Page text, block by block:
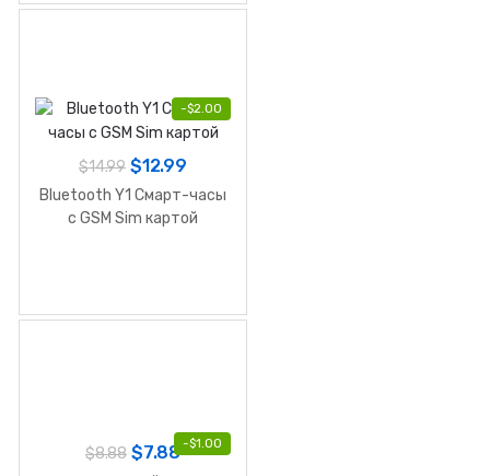
-$2.00
$14.99 $12.99
Bluetooth Y1 Смарт-часы
c GSM Sim картой
-$1.00
$8.88 $7.88